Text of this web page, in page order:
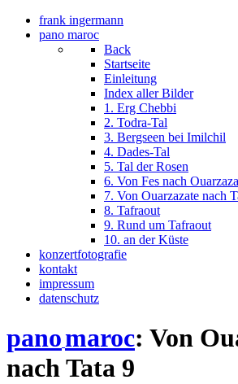
frank ingermann
pano maroc
Back
Startseite
Einleitung
Index aller Bilder
1. Erg Chebbi
2. Todra-Tal
3. Bergseen bei Imilchil
4. Dades-Tal
5. Tal der Rosen
6. Von Fes nach
7. Von Ouarzazate nach
8. Tafraout
9. Rund um Tafraout
10. an der Küste
konzertfotografie
kontakt
impressum
datenschutz
panomaroc: Von
nach Tata 9